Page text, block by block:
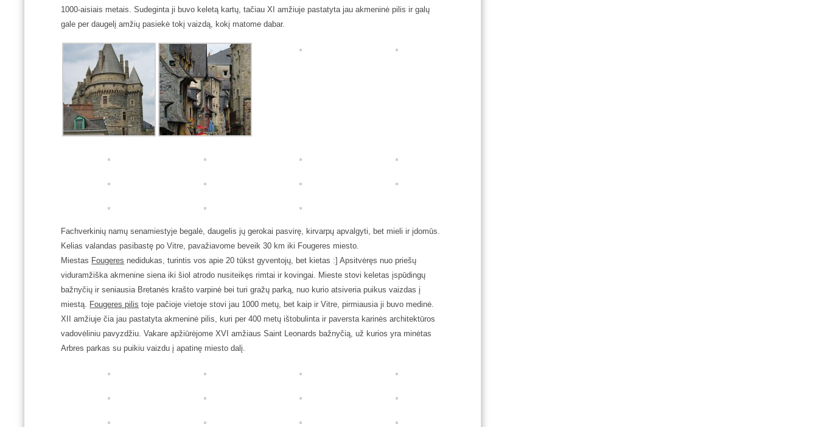
1000-aisiais metais. Sudeginta ji buvo keletą kartų, tačiau XI amžiuje pastatyta jau akmeninė pilis ir galų
gale per daugelį amžių pasiekė tokį vaizdą, kokį matome dabar.
Fachverkinių namų senamiestyje begalė, daugelis jų gerokai pasvirę, kirvarpų apvalgyti, bet mieli ir įdomūs.
Kelias valandas pasibastę po Vitre, pavažiavome beveik 30 km iki Fougeres miesto.
Miestas Fougeres nedidukas, turintis vos apie 20 tūkst gyventojų, bet kietas :] Apsitvėręs nuo priešų
viduramžiška akmenine siena iki šiol atrodo nusiteikęs rimtai ir kovingai. Mieste stovi keletas įspūdingų
bažnyčių ir seniausia Bretanės krašto varpinė bei turi gražų parką, nuo kurio atsiveria puikus vaizdas į
miestą. Fougeres pilis toje pačioje vietoje stovi jau 1000 metų, bet kaip ir Vitre, pirmiausia ji buvo medinė.
XII amžiuje čia jau pastatyta akmeninė pilis, kuri per 400 metų ištobulinta ir paversta karinės architektūros
vadovėliniu pavyzdžiu. Vakare apžiūrėjome XVI amžiaus Saint Leonards bažnyčią, už kurios yra minėtas
Arbres parkas su puikiu vaizdu į apatinę miesto dalį.